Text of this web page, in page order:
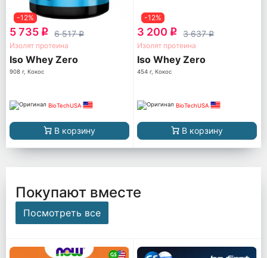
-12%
5 735 q 6 517q
Изолят протеина
Iso Whey Zero
908 г, Кокос
BioTechUSA
В корзину
-12%
3 200 q 3 637q
Изолят протеина
Iso Whey Zero
454 г, Кокос
BioTechUSA
В корзину
Покупают вместе
Посмотреть все